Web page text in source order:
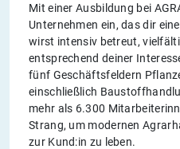
Mit einer Ausbildung bei
Unternehmen ein, das dir
wirst intensiv betreut,
entsprechend deiner
fünf Geschäftsfeldern
einschließlich
mehr als 6.300
Strang, um modernen
zur Kund:in zu leben.